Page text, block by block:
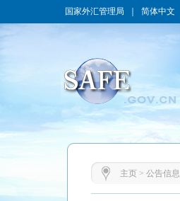
国家外汇管理局 简体中文
主页> 公告信息